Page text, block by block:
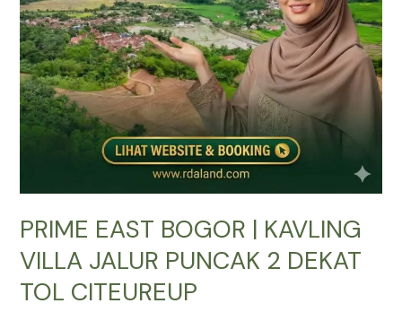
PRIME EAST BOGOR | KAVLING
VILLA JALUR PUNCAK 2 DEKAT
TOL CITEUREUP
2
DEKAT
TOL
CITEUREUP